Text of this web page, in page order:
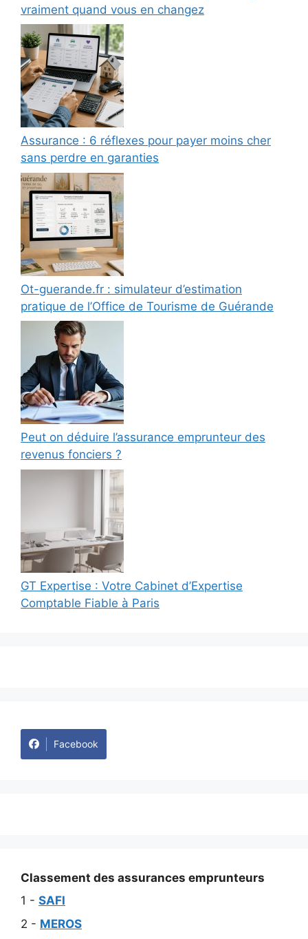
vraiment quand vous en changez
Assurance : 6 réflexes pour payer moins cher
sans perdre en garanties
Ot-guerande.fr : simulateur d’estimation
pratique de l’Office de Tourisme de Guérande
Peut on déduire l’assurance emprunteur des
revenus fonciers ?
GT Expertise : Votre Cabinet d’Expertise
Comptable Fiable à Paris
Facebook
Classement des assurances emprunteurs
1 - SAFI
2 - MEROS